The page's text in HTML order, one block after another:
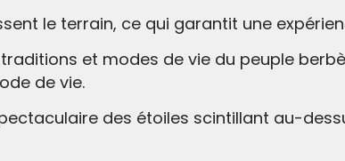
le terrain, ce qui garantit une
et modes de vie du peuple
de vie.
des étoiles scintillant au-